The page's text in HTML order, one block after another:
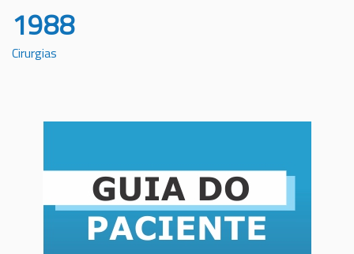
1988
Cirurgias